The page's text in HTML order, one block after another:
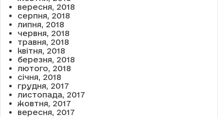
вересня, 2018
серпня, 2018
липня, 2018
червня, 2018
травня, 2018
квітня, 2018
березня, 2018
лютого, 2018
січня, 2018
грудня, 2017
листопада, 2017
жовтня, 2017
вересня, 2017